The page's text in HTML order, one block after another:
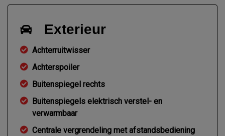
Exterieur
Achterruitwisser
Achterspoiler
Buitenspiegel rechts
Buitenspiegels elektrisch verstel- en
verwarmbaar
Centrale vergrendeling met afstandsbediening